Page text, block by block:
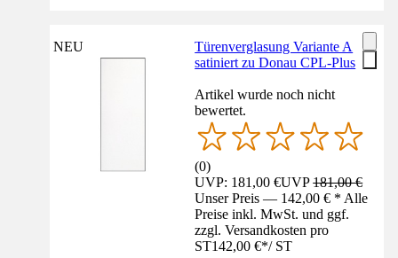
NEU
Türenverglasung Variante A
satiniert zu Donau CPL-Plus
Artikel wurde noch nicht
bewertet.
(0)
UVP: 181,00 €UVP181,00 €
Unser Preis — 142,00 € * Alle
Preise inkl. MwSt. und ggf.
zzgl. Versandkosten pro
ST142,00 €*/ ST